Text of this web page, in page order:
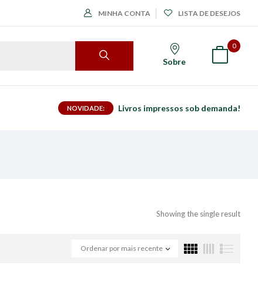
MINHA CONTA LISTA DE DESEJOS
Sobre
0
NOVIDADE: Livros impressos sob demanda!
Showing the single result
Ordenar por mais recente